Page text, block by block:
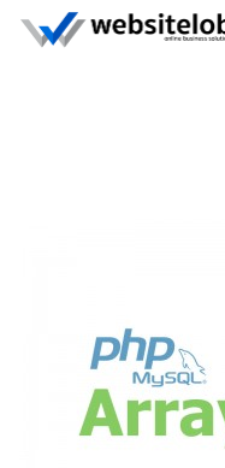
Skip